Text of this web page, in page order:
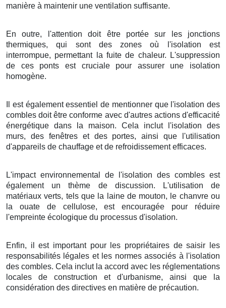
manière à maintenir une ventilation suffisante.
En outre, l'attention doit être portée sur les jonctions
thermiques, qui sont des zones où l'isolation est
interrompue, permettant la fuite de chaleur. L'suppression
de ces ponts est cruciale pour assurer une isolation
homogène.
Il est également essentiel de mentionner que l'isolation des
combles doit être conforme avec d'autres actions d'efficacité
énergétique dans la maison. Cela inclut l'isolation des
murs, des fenêtres et des portes, ainsi que l'utilisation
d'appareils de chauffage et de refroidissement efficaces.
L'impact environnemental de l'isolation des combles est
également un thème de discussion. L'utilisation de
matériaux verts, tels que la laine de mouton, le chanvre ou
la ouate de cellulose, est encouragée pour réduire
l'empreinte écologique du processus d'isolation.
Enfin, il est important pour les propriétaires de saisir les
responsabilités légales et les normes associés à l'isolation
des combles. Cela inclut la accord avec les réglementations
locales de construction et d'urbanisme, ainsi que la
considération des directives en matière de précaution.